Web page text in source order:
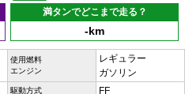
満タンでどこまで走る？
-km
使用燃料
エンジン
レギュラー
ガソリン
駆動方式 FF